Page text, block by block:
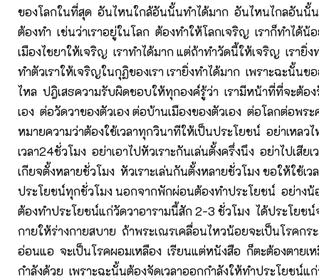
ของโลกในที่สุด อันไหนใกล้อันนั้นทำได้มาก อันไหนไกลอันนั้
ต้องทำ เช่นว่าเราอยู่ในโลก ต้องทำให้โลกเจริญ เราก็ทำได้น้
เมืองไชยาให้เจริญ เราทำได้มาก แต่ถ้าทำวัดนี้ให้เจริญ เรายิ่ง
ทำตัวเราให้เจริญในกุฏิของเรา เรายิ่งทำได้มาก เพราะฉะนั้นข
ไหล ปฎิเสธความรับผิดชอบให้ทุกองค์รู้ว่า เรามีหน้าที่ที่จะต้อ
เอง ต่อวัดวาของตัวเอง ต่อบ้านเมืองของตัวเอง ต่อโลกต่อพระ
หมายความว่าต้องใช้เวลาทุกวินาทีให้เป็นประโยชน์ อย่าเหลว
เวลา24ชั่วโมง อย่าเอาไปหัวเราะกันเล่นตั้งครึ่งนึง อย่าไปเสีย
เกียจตั้งหลายชั่วโมง หัวเราะเล่นกันตั้งหลายชั่วโมง ขอให้ใช้เว
ประโยชน์ทุกชั่วโมง นอกจากพักผ่อนต้องทำประโยชน์ อย่างน้
ต้องทำประโยชน์แก่วัดวาอารามนี้สัก 2-3 ชั่วโมง ได้ประโยชน์
กายให้ร่างกายสบาย ถ้าพระเณรเคลื่อนไหวน้อยจะเป็นโรคกร
อ่อนแอ จะเป็นโรคผอมเหลือง เรียนแต่หนังสือ ก็ตะต้องตาย
กำลังด้วย เพราะฉะนั้นต้องจัดเวลาออกกำลังให้ทำประโยชน์แ